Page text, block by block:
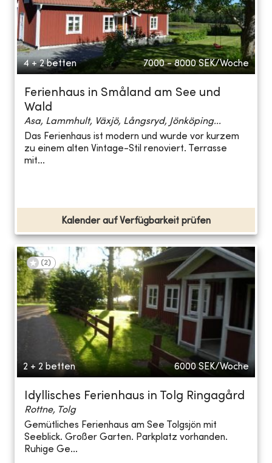
4 + 2 betten 7000 - 8000 SEK/Woche
Ferienhaus in Småland am See und
Wald
Asa, Lammhult, Växjö, Långsryd, Jönköping...
Das Ferienhaus ist modern und wurde vor kurzem
zu einem alten Vintage-Stil renoviert. Terrasse
mit...
Kalender auf Verfügbarkeit prüfen
(2)
2 + 2 betten 6000 SEK/Woche
Idyllisches Ferienhaus in Tolg Ringagård
Rottne, Tolg
Gemütliches Ferienhaus am See Tolgsjön mit
Seeblick. Großer Garten. Parkplatz vorhanden.
Ruhige Ge...